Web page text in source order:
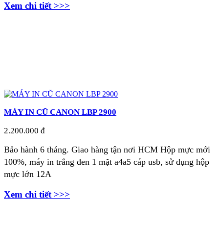
Xem chi tiết >>>
MÁY IN CŨ CANON LBP 2900
2.200.000 đ
Bảo hành 6 tháng. Giao hàng tận nơi HCM Hộp mực mới
100%, máy in trắng đen 1 mặt a4a5 cáp usb, sử dụng hộp
mực lớn 12A
Xem chi tiết >>>